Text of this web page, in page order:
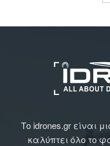
Το idrones.gr είναι
καλύπτει όλο το